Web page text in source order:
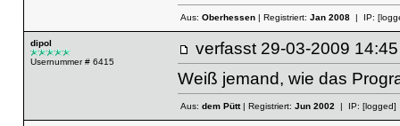
Aus: Oberhessen| Registriert: Jan 2008| IP:
dipol
Usernummer # 6415
verfasst 29-03-2009
Weiß jemand, wie das
Aus: dem Pütt| Registriert: Jun 2002| IP: [logged]